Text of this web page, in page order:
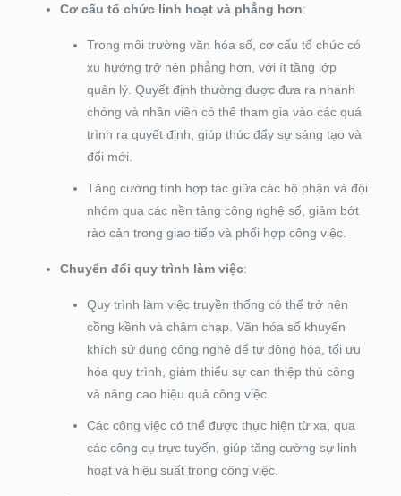
Cơ cấu tổ chức linh hoạt và phẳng hơn:
Trong môi trường văn hóa số, cơ cấu tổ chức có
xu hướng trở nên phẳng hơn, với ít tầng lớp
quản lý. Quyết định thường được đưa ra nhanh
chóng và nhân viên có thể tham gia vào các quá
trình ra quyết định, giúp thúc đẩy sự sáng tạo và
đổi mới.
Tăng cường tính hợp tác giữa các bộ phận và đội
nhóm qua các nền tảng công nghệ số, giảm bớt
rào cản trong giao tiếp và phối hợp công việc.
Chuyển đổi quy trình làm việc:
Quy trình làm việc truyền thống có thể trở nên
cồng kềnh và chậm chạp. Văn hóa số khuyến
khích sử dụng công nghệ để tự động hóa, tối ưu
hóa quy trình, giảm thiểu sự can thiệp thủ công
và nâng cao hiệu quả công việc.
Các công việc có thể được thực hiện từ xa, qua
các công cụ trực tuyến, giúp tăng cường sự linh
hoạt và hiệu suất trong công việc.